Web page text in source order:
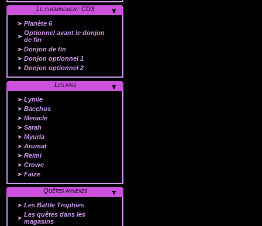
Le cheminement CD3
Planète 6
Optionnel avant le donjon
de fin
Donjon de fin
Donjon optionnel 1
Donjon optionnel 2
Les fins
Lymle
Bacchus
Meracle
Sarah
Myuria
Arumat
Reimi
Crowe
Faize
Quêtes annexes
Les Battle Trophies
Les quêtes dans les
magasins